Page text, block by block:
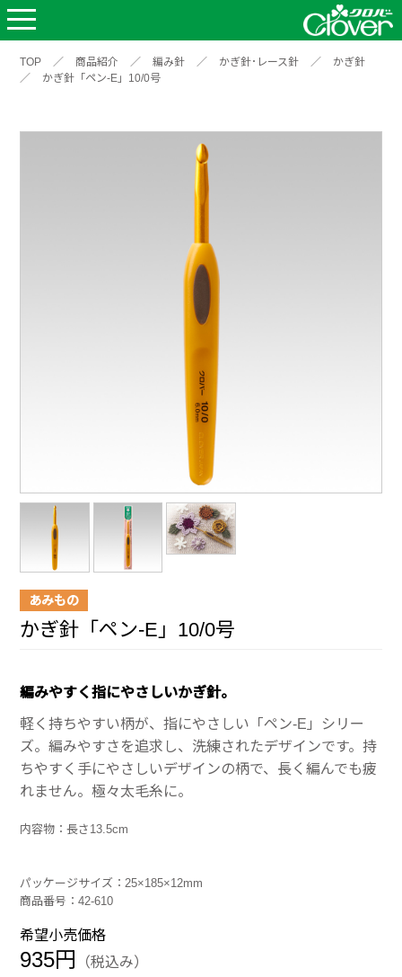
TOP ／ 商品紹介 ／ 編み針 ／ かぎ針･レース針 ／
かぎ針
／
かぎ針「ペン-E」10/0号
あみもの
かぎ針「ペン-E」10/0号
編みやすく指にやさしいかぎ針。
軽く持ちやすい柄が、指にやさしい「ペン-E」シリー
ズ。編みやすさを追求し、洗練されたデザインです。持
ちやすく手にやさしいデザインの柄で、長く編んでも疲
れません。極々太毛糸に。
内容物：長さ13.5cm
パッケージサイズ：25×185×12mm
商品番号：42-610
希望小売価格
935円 （税込み）